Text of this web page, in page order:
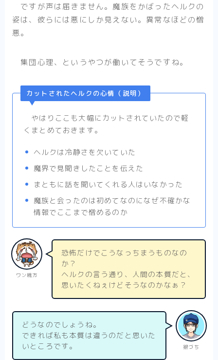
ですが声は届きません。魔族をかばったヘルクの
姿は、彼らには悪にしか見えない。異常なほどの憎
悪。
集団心理、というやつが働いてそうですね。
カットされたヘルクの心情（説明）
やはりここも大幅にカットされていたので軽
くまとめておきます。
ヘルクは冷静さを欠いていた
魔界で見聞きしたことを伝えた
まともに話を聞いてくれる人はいなかった
魔族と会ったのは初めてなのになぜ不確かな
情報でここまで憎めるのか
ワン親方
恐怖だけでこうなっちまうものなの
か？
ヘルクの言う通り、人間の本質だと、
思いたくねぇけどそうなのかなぁ？
銀づち
どうなのでしょうね。
できれば私も本質は違うのだと思いた
いところです。